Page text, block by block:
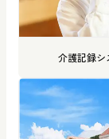
介護記録シ